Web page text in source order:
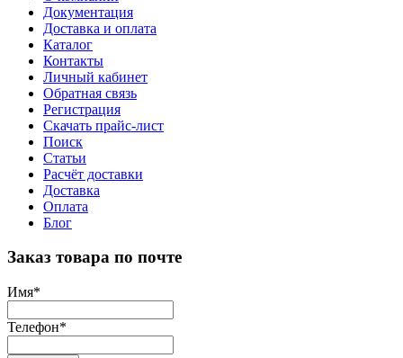
Документация
Доставка и оплата
Каталог
Контакты
Личный кабинет
Обратная связь
Регистрация
Скачать прайс-лист
Поиск
Статьи
Расчёт доставки
Доставка
Оплата
Блог
Заказ товара по почте
Имя*
Телефон*